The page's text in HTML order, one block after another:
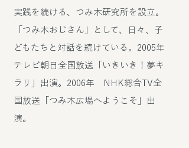
実践を続ける、つみ木研究所を設立。
「つみ木おじさん」として、日々、子
どもたちと対話を続けている。2005年
テレビ朝日全国放送「いきいき！夢キ
ラリ」出演。2006年 NHK総合TV全
国放送「つみ木広場へようこそ」出
演。